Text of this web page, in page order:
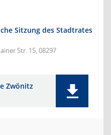
Sitzung des Stadtrates
Str. 15, 08297
Zwönitz